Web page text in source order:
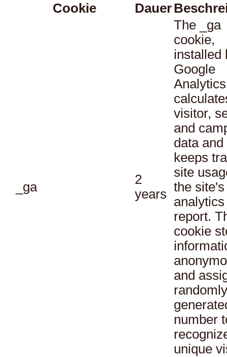
Cookie
Dauer
_ga
2
years
The _ga
cookie,
installed
Google
visitor,
and
data and
keeps
site
the site's
analytics
report.
cookie
and
randomly
number
unique